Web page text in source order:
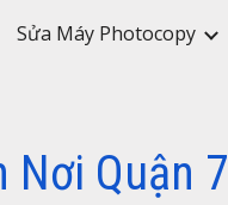
Sửa Máy Photocopy
Nơi Quận 7